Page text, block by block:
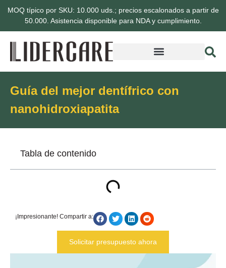
MOQ típico por SKU: 10.000 uds.; precios escalonados a partir de
50.000. Asistencia disponible para NDA y cumplimiento.
Guía del mejor dentífrico con
nanohidroxiapatita
Tabla de contenido
¡Impresionante! Compartir a:
Solicitar presupuesto ahora